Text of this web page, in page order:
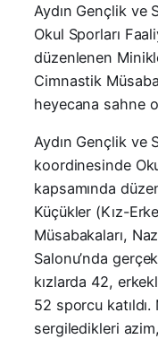
Aydın Gençlik ve
Okul Sporları
düzenlenen
Cimnastik
heyecana sahne
Aydın Gençlik ve
koordinesinde
kapsamında
Küçükler (Kız-
Müsabakaları,
Salonu’nda
kızlarda 42,
52 sporcu
sergiledikleri